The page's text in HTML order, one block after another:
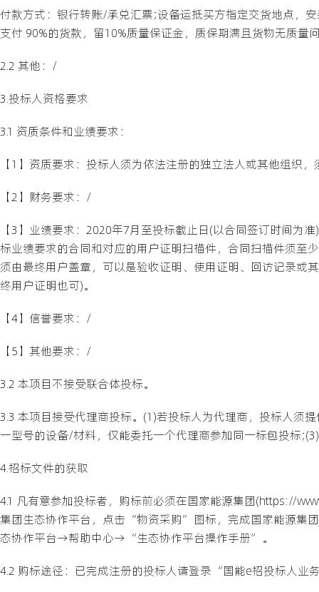
付款方式：银行转账/承兑汇票;设备运抵买方指定交货地点，
支付 90%的货款，留10%质量保证金，质保期满且货物无质
2.2 其他：/
3.投标人资格要求
3.1 资质条件和业绩要求：
【1】资质要求：投标人须为依法注册的独立法人或其他组织
【2】财务要求：/
【3】业绩要求：2020年7月至投标截止日(以合同签订时间为
标业绩要求的合同和对应的用户证明扫描件，合同扫描件须至
须由最终用户盖章，可以是验收证明、使用证明、回访记录或
终用户证明也可)。
【4】信誉要求：/
【5】其他要求：/
3.2 本项目不接受联合体投标。
3.3 本项目接受代理商投标。(1)若投标人为代理商，投标人须
一型号的设备/材料，仅能委托一个代理商参加同一标包投标
4.招标文件的获取
4.1 凡有意参加投标者，购标前必须在国家能源集团(https://
集团生态协作平台，点击“物资采购”图标，完成国家能源集
态协作平台→帮助中心→“生态协作平台操作手册”。
4.2 购标途径：已完成注册的投标人请登录“国能e招投标人业